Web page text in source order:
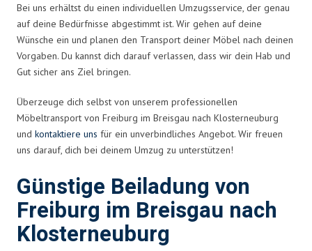
Bei uns erhältst du einen individuellen Umzugsservice, der genau
auf deine Bedürfnisse abgestimmt ist. Wir gehen auf deine
Wünsche ein und planen den Transport deiner Möbel nach deinen
Vorgaben. Du kannst dich darauf verlassen, dass wir dein Hab und
Gut sicher ans Ziel bringen.
Überzeuge dich selbst von unserem professionellen
Möbeltransport von Freiburg im Breisgau nach Klosterneuburg
und kontaktiere uns für ein unverbindliches Angebot. Wir freuen
uns darauf, dich bei deinem Umzug zu unterstützen!
Günstige Beiladung von
Freiburg im Breisgau nach
Klosterneuburg